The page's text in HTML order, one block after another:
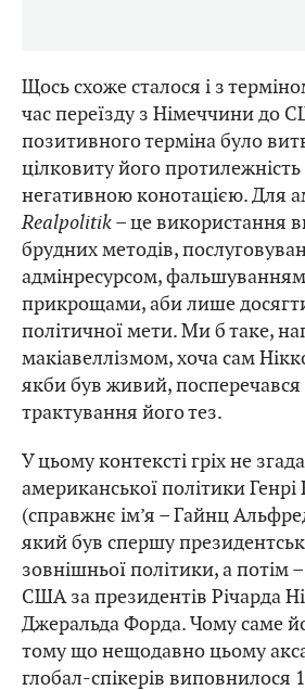
Щось схоже сталося і з
час переїзду з Німеччини до
позитивного терміна було
цілковиту його
негативною конотацією. Для
Realpolitik– це використання
брудних методів,
адмінресурсом,
прикрощами, аби лише
політичної мети. Ми б таке,
макіавеллізмом, хоча сам
якби був живий,
трактування його тез.
У цьому контексті гріх не
американської політики Генрі
(справжнє ім’я – Гайнц
який був спершу
зовнішньої політики, а потім
США за президентів Річарда
Джеральда Форда. Чому саме
тому що нещодавно цьому
глобал-спікерів виповнилося